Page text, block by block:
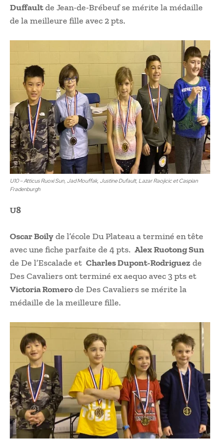
Duffaultde Jean-de-Brébeuf se mérite la médaille
de la meilleure fille avec 2 pts.
U10 – Atticus Ruoxi Sun, Jad Mouffak, Justine Dufault, Lazar Raojicic et Caspian
Fradenburgh
U8
Oscar Boilyde l’école Du Plateau a terminé en tête
avec une fiche parfaite de 4 pts. Alex Ruotong Sun
de De l’Escalade et Charles Dupont-Rodriguez de
Des Cavaliers ont terminé ex aequo avec 3 pts et
Victoria Romerode Des Cavaliers se mérite la
médaille de la meilleure fille.